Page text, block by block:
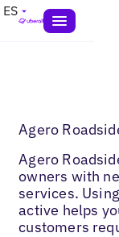
ES
Agero
Agero
owners with
services.
active helps
customers